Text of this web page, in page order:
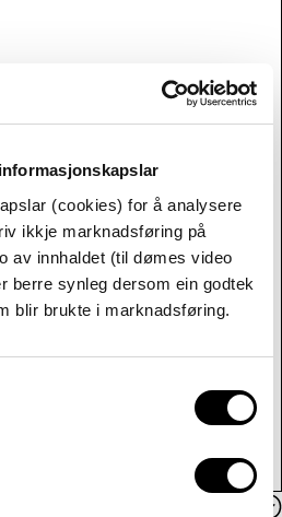
(cookies) for å analysere
ikkje marknadsføring på
av innhaldet (til dømes video
berre synleg dersom ein godtek
blir brukte i marknadsføring.